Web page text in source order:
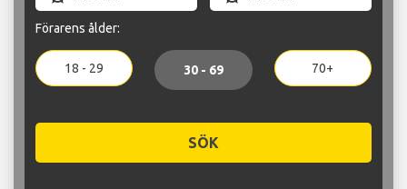
Förarens ålder:
18 - 29 30 - 69 70+
SÖK